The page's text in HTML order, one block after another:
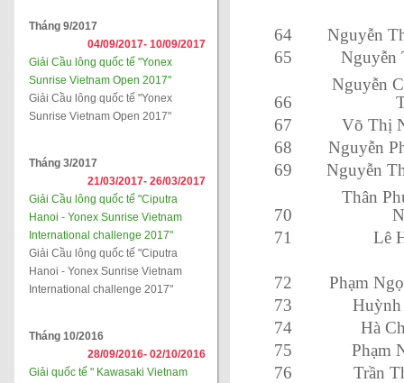
Tháng 9/2017
04/09/2017- 10/09/2017
Giải Cầu lông quốc tế "Yonex
Sunrise Vietnam Open 2017"
Giải Cầu lông quốc tế "Yonex
Sunrise Vietnam Open 2017"
Tháng 3/2017
21/03/2017- 26/03/2017
Giải Cầu lông quốc tế "Ciputra
Hanoi - Yonex Sunrise Vietnam
International challenge 2017"
Giải Cầu lông quốc tế "Ciputra
Hanoi - Yonex Sunrise Vietnam
International challenge 2017"
Tháng 10/2016
28/09/2016- 02/10/2016
Giải quốc tế " Kawasaki Vietnam
64
Nguyễn
65
Nguyễn
66
Nguyễn
67
Võ Thị
68
Nguyễn
69
Nguyễn
70
Thân
71
Lê
72
Phạm
73
74
Hà
75
Phạm
76
Trần